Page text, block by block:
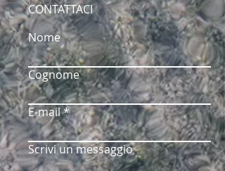
CONTATTACI
Nome
Cognome
E-mail
Scrivi un messaggio